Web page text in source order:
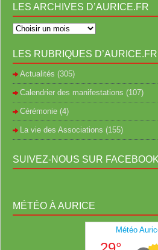
LES ARCHIVES D’AURICE.FR
LES RUBRIQUES D’AURICE.FR
Actualités (305)
Calendrier des manifestations (107)
Cérémonie (4)
La vie des Associations (155)
SUIVEZ-NOUS SUR FACEBOOK
MÉTÉO À AURICE